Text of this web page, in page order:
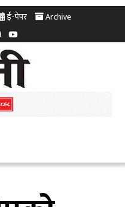
ई-पेपर Archive